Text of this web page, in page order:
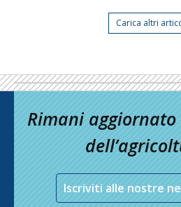
Carica altri
Rimani
Iscriviti alle nostre